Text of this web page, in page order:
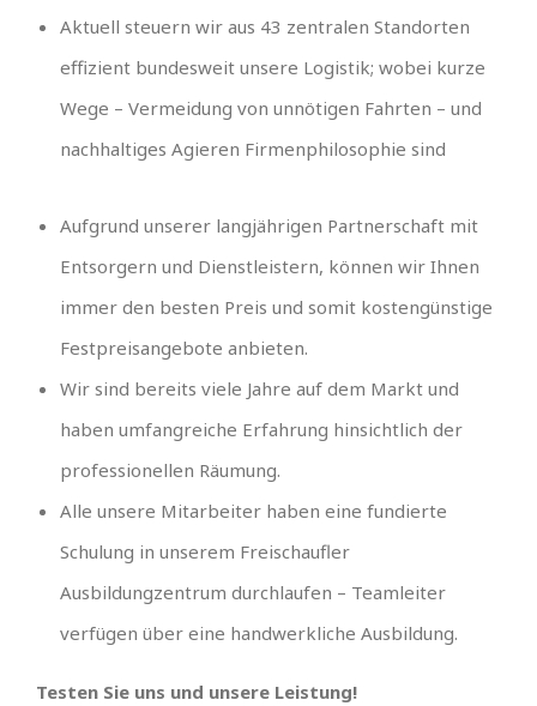
Aktuell steuern wir aus 43 zentralen Standorten
effizient bundesweit unsere Logistik; wobei kurze
Wege – Vermeidung von unnötigen Fahrten – und
nachhaltiges Agieren Firmenphilosophie sind
Aufgrund unserer langjährigen Partnerschaft mit
Entsorgern und Dienstleistern, können wir Ihnen
immer den besten Preis und somit kostengünstige
Festpreisangebote anbieten.
Wir sind bereits viele Jahre auf dem Markt und
haben umfangreiche Erfahrung hinsichtlich der
professionellen Räumung.
Alle unsere Mitarbeiter haben eine fundierte
Schulung in unserem Freischaufler
Ausbildungzentrum durchlaufen – Teamleiter
verfügen über eine handwerkliche Ausbildung.
Testen Sie uns und unsere Leistung!